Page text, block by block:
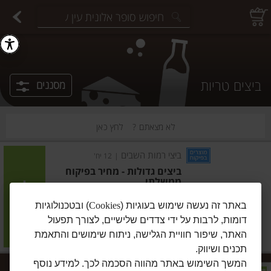
ביצים טריות מסננים
לא מצאתם ? לחץ כאן
ביצי רמות השבים 12 יח'
ביצים גדולות - מחיר בפיקוח
ממשלתי
מחיר מחירון ₪14.24
₪11.87 ל-10 יח'
הוסיפו באתר זה נעשה שימוש בעוגיות (Cookies) ובטכנולוגיות
דומות, לרבות על ידי צדדים שלישיים, לצורך תפעול
האתר, שיפור חוויית הגלישה, ניתוח שימושים והתאמת
תכנים ושיווק.
המשך השימוש באתר מהווה הסכמה לכך. למידע נוסף